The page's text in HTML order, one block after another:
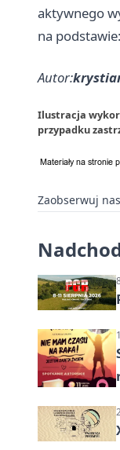
aktywnego
na podstawie:
Autor:
Ilustracja
przypadku
Zaobserwuj